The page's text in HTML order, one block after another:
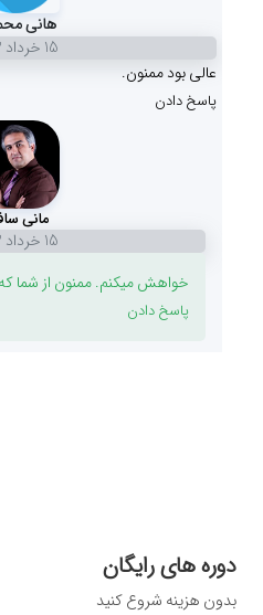
هانی
15 خرداد 1403
عالی بود ممنون.
پاسخ دادن
مانی
15 خرداد 1403
خواهش میکنم. ممنون از شما
پاسخ دادن
دوره های رایگان
بدون هزینه شروع کنید